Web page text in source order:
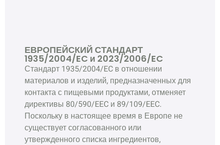
ЕВРОПЕЙСКИЙ СТАНДАРТ
1935/2004/EC и 2023/2006/EC
Стандарт 1935/2004/EC в отношении
материалов и изделий, предназначенных для
контакта с пищевыми продуктами, отменяет
директивы 80/590/EEC и 89/109/EEC.
Поскольку в настоящее время в Европе не
существует согласованного или
утвержденного списка ингредиентов,